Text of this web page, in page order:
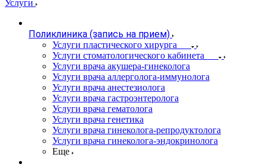
Услуги
Поликлиника (запись на прием)
Услуги пластического хирурга
Услуги стоматологического кабинета
Услуги врача акушера-гинеколога
Услуги врача аллерголога-иммунолога
Услуги врача анестезиолога
Услуги врача гастроэнтеролога
Услуги врача гематолога
Услуги врача генетика
Услуги врача гинеколога-репродуктолога
Услуги врача гинеколога-эндокринолога
Еще